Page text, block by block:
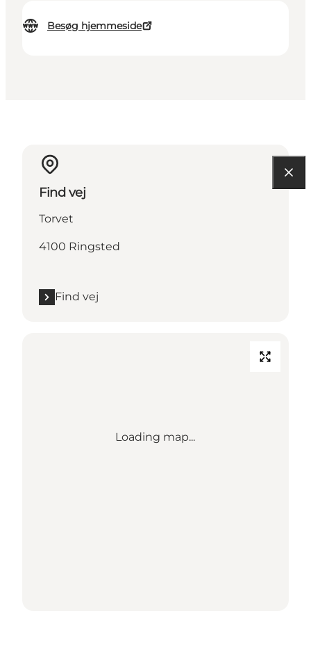
Besøg hjemmeside
Find vej
Torvet
4100 Ringsted
Find vej
Loading map...